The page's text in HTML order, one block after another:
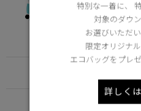
北極圏
寒地の
Learn
特別な一着に、
対象のダウ
お選びいただ
限定オリジナ
エコバッグをプレ
詳しく